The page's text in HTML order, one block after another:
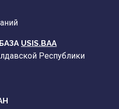
USIS.BAA
Республики